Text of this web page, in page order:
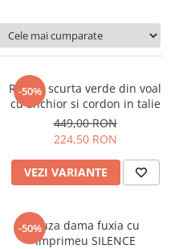
-50%
Rochie scurta verde din voal
cu anchior si cordon in talie
449,00 RON
224,50 RON
VEZI VARIANTE
-50%Bluza dama fuxia cu
imprimeu SILENCE